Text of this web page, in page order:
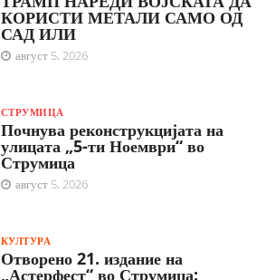
КОРИСТИ МЕТАЛИ САМО ОД
САД ИЛИ
август 5, 2026
СТРУМИЦА
Почнува реконструкцијата на
улицата „5-ти Ноември“ во
Струмица
август 5, 2026
КУЛТУРА
Отворено 21. издание на
„Астерфест“ во Струмица: